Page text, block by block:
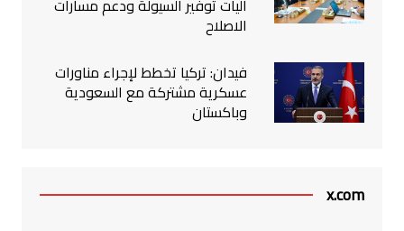
الاصلاح
فيدان: تركيا تخطط لإجراء مناورات
عسكرية مشتركة مع السعودية
وباكستان
x.com